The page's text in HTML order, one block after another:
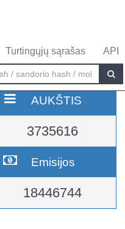
Turtingųjų sąrašas API
AUKŠTIS
3735616
Emisijos
18446744